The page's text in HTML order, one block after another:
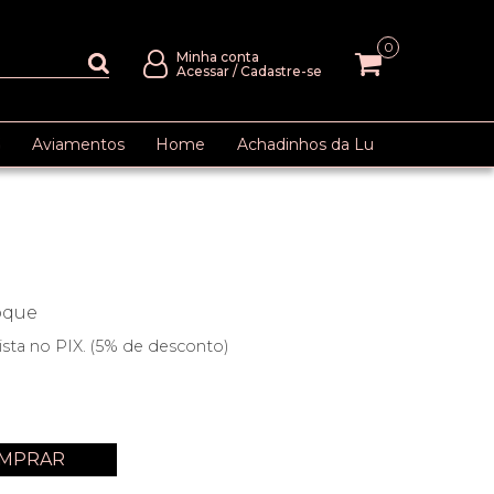
Minha conta
Acessar / Cadastre-se
0
Aviamentos Home Achadinhos da Lu
no PIX. (5% de desconto)